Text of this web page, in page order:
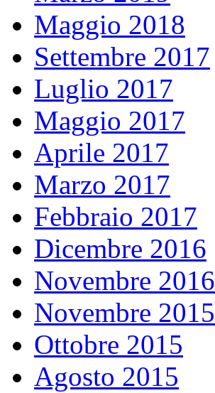
Maggio 2018
Settembre 2017
Luglio 2017
Maggio 2017
Aprile 2017
Marzo 2017
Febbraio 2017
Dicembre 2016
Novembre 2016
Novembre 2015
Ottobre 2015
Agosto 2015